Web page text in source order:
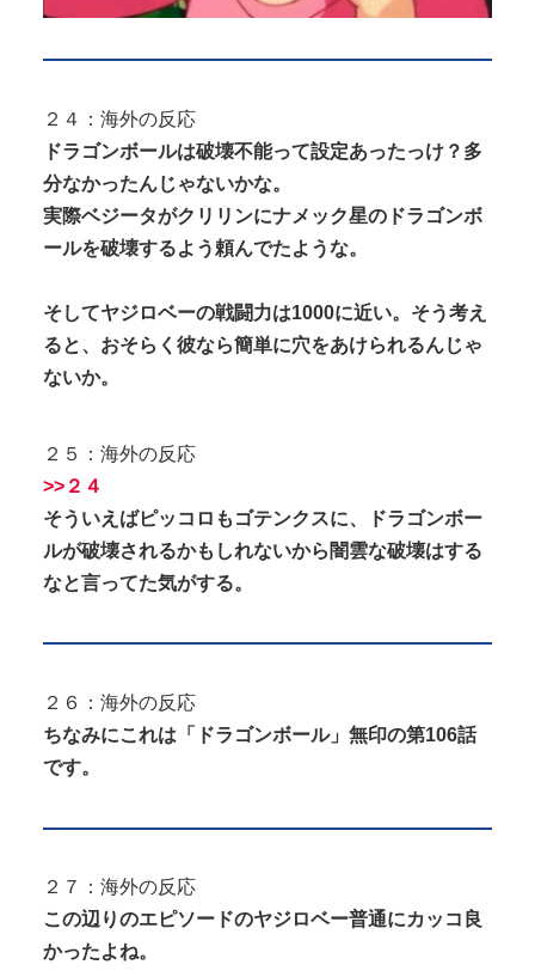
２４：海外の反応
ドラゴンボールは破壊不能って設定あったっけ？多
分なかったんじゃないかな。
実際ベジータがクリリンにナメック星のドラゴンボ
ールを破壊するよう頼んでたような。
そしてヤジロベーの戦闘力は1000に近い。そう考え
ると、おそらく彼なら簡単に穴をあけられるんじゃ
ないか。
２５：海外の反応
>>２４
そういえばピッコロもゴテンクスに、ドラゴンボー
ルが破壊されるかもしれないから闇雲な破壊はする
なと言ってた気がする。
２６：海外の反応
ちなみにこれは「ドラゴンボール」無印の第106話
です。
２７：海外の反応
この辺りのエピソードのヤジロベー普通にカッコ良
かったよね。